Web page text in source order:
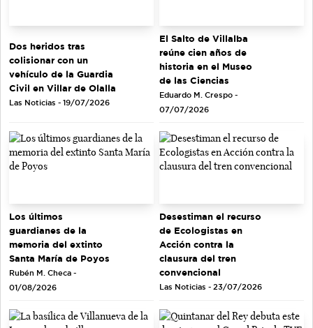
Dos heridos tras
colisionar con un
vehículo de la Guardia
Civil en Villar de Olalla
Las Noticias - 19/07/2026
El Salto de Villalba
reúne cien años de
historia en el Museo
de las Ciencias
Eduardo M. Crespo -
07/07/2026
Los últimos
guardianes de la
memoria del extinto
Santa María de Poyos
Rubén M. Checa -
01/08/2026
Desestiman el recurso
de Ecologistas en
Acción contra la
clausura del tren
convencional
Las Noticias - 23/07/2026